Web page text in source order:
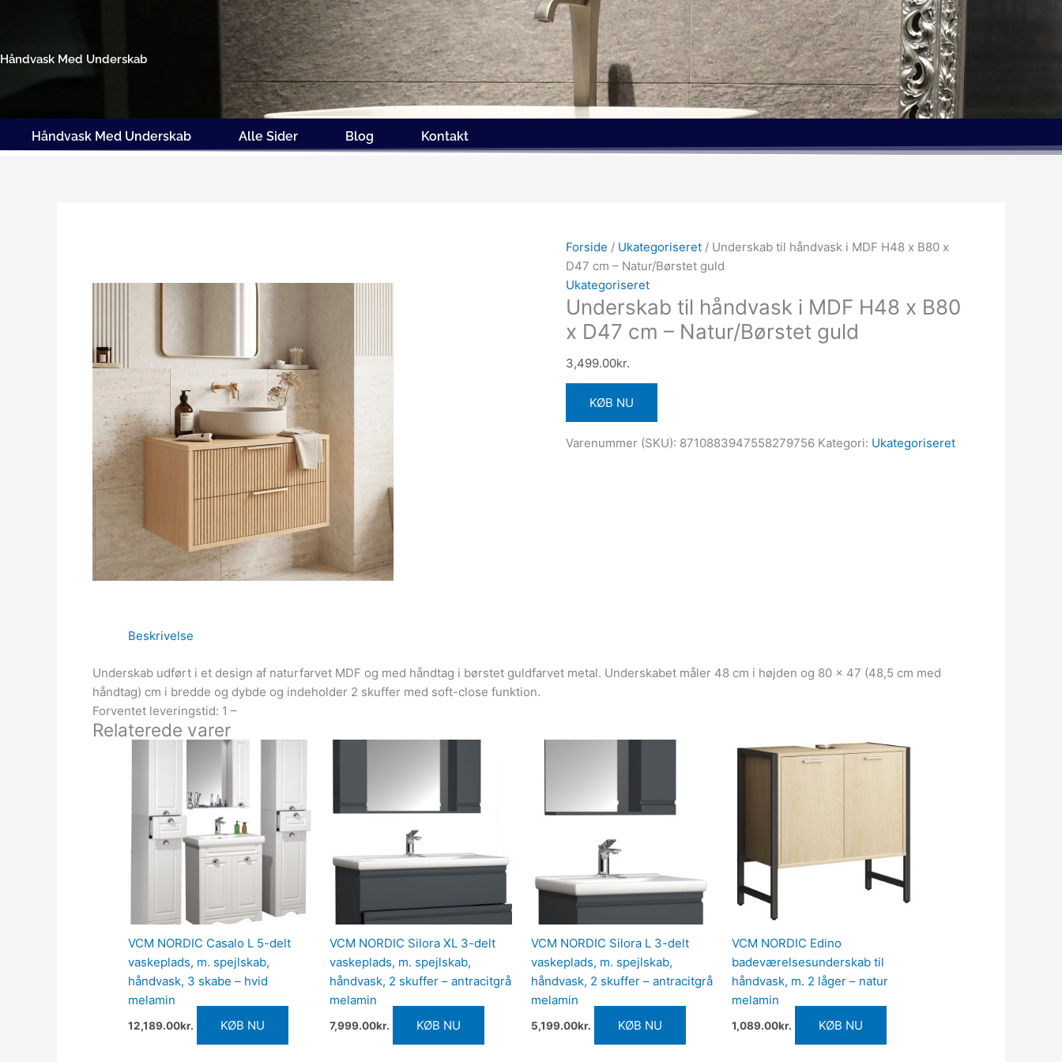
Håndvask Med Underskab
Håndvask Med Underskab Alle Sider Blog Kontakt
Forside / Ukategoriseret / Underskab til håndvask i MDF H48 x B80 x
D47 cm – Natur/Børstet guld
Ukategoriseret
Underskab til håndvask i MDF H48 x B80
x D47 cm – Natur/Børstet guld
3,499.00kr.
KØB NU
Varenummer (SKU): 8710883947558279756 Kategori: Ukategoriseret
Beskrivelse
Underskab udført i et design af naturfarvet MDF og med håndtag i børstet guldfarvet metal. Underskabet måler 48 cm i højden og 80 x 47 (48,5 cm med
håndtag) cm i bredde og dybde og indeholder 2 skuffer med soft-close funktion.
Forventet leveringstid: 1 –
Relaterede varer
VCM NORDIC Casalo L 5-delt
vaskeplads, m. spejlskab,
håndvask, 3 skabe – hvid
melamin
12,189.00kr. KØB NU
VCM NORDIC Silora XL 3-delt
vaskeplads, m. spejlskab,
håndvask, 2 skuffer – antracitgrå
melamin
7,999.00kr. KØB NU
VCM NORDIC Silora L 3-delt
vaskeplads, m. spejlskab,
håndvask, 2 skuffer – antracitgrå
melamin
5,199.00kr. KØB NU
VCM NORDIC Edino
badeværelsesunderskab til
håndvask, m. 2 låger – natur
melamin
1,089.00kr. KØB NU